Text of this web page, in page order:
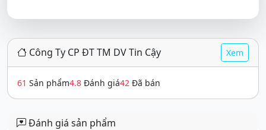
Công Ty CP ĐT TM DV Tin Cậy Xem
61 Sản phẩm4.8 Đánh giá42 Đã bán
Đánh giá sản phẩm